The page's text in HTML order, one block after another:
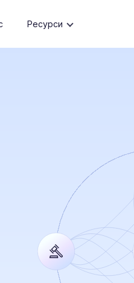
Ресурси